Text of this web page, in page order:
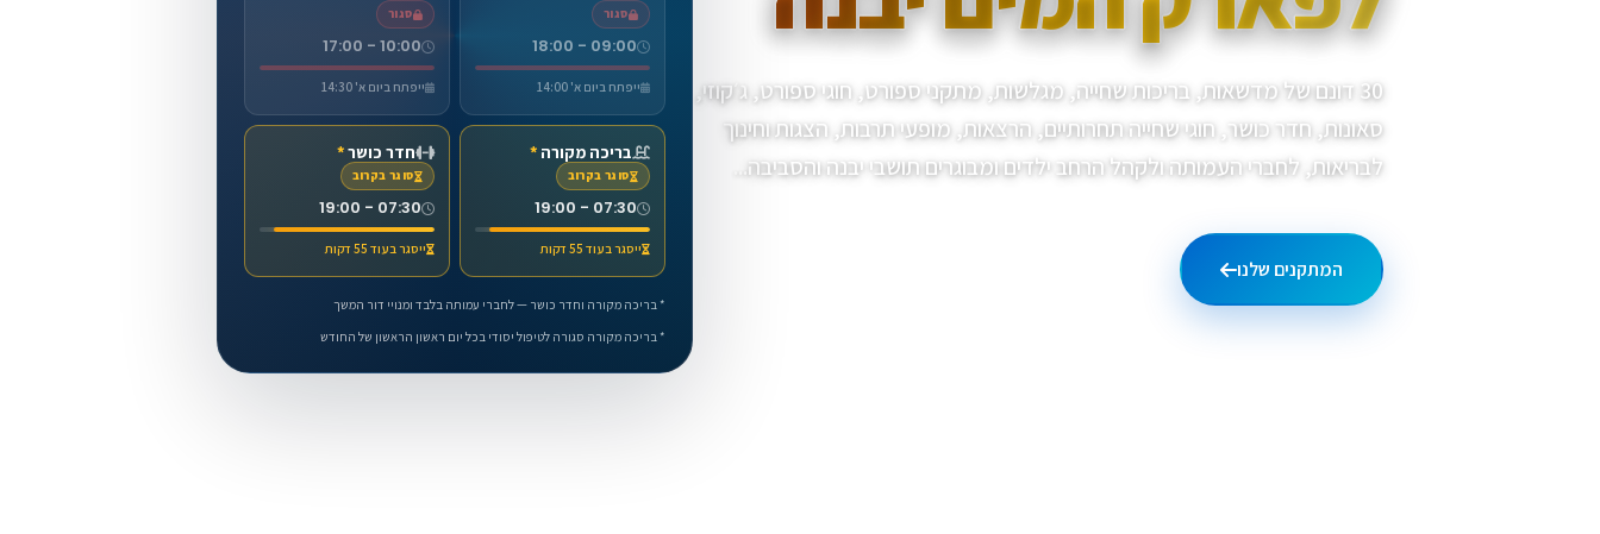
30 דונם של מדשאות, בריכות שחייה, מגלשות, מתקני ספורט, חוגי ספורט, ג׳קוזי,
סאונות, חדר כושר, חוגי שחייה תחרותיים, הרצאות, מופעי תרבות, הצגות וחינוך
לבריאות, לחברי העמותה ולקהל הרחב ילדים ומבוגרים תושבי יבנה והסביבה...
המתקנים שלנו
סגור
09:00 - 18:00
ייפתח ביום א' 14:00
סגור
10:00 - 17:00
ייפתח ביום א' 14:30
בריכה מקורה *
סוגר בקרוב
07:30 - 19:00
ייסגר בעוד 55 דקות
חדר כושר*
סוגר בקרוב
07:30 - 19:00
ייסגר בעוד 55 דקות
* בריכה מקורה וחדר כושר — לחברי עמותה בלבד ומנויי דור המשך
* בריכה מקורה סגורה לטיפול יסודי בכל יום ראשון הראשון של החודש